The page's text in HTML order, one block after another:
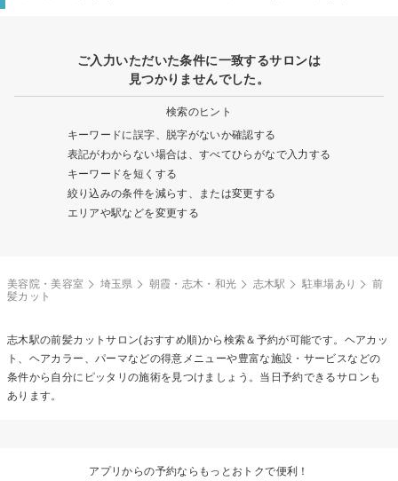
ご入力いただいた条件に一致するサロンは
見つかりませんでした。
検索のヒント
キーワードに誤字、脱字がないか確認する
表記がわからない場合は、すべてひらがなで入力する
キーワードを短くする
絞り込みの条件を減らす、または変更する
エリアや駅などを変更する
美容院・美容室 埼玉県 朝霞・志木・和光 志木駅 駐車場あり
前
髪カット
志木駅の前髪カットサロン(おすすめ順)から検索＆予約が可能です。ヘアカッ
ト、ヘアカラー、パーマなどの得意メニューや豊富な施設・サービスなどの
条件から自分にピッタリの施術を見つけましょう。当日予約できるサロンも
あります。
アプリからの予約ならもっとおトクで便利！